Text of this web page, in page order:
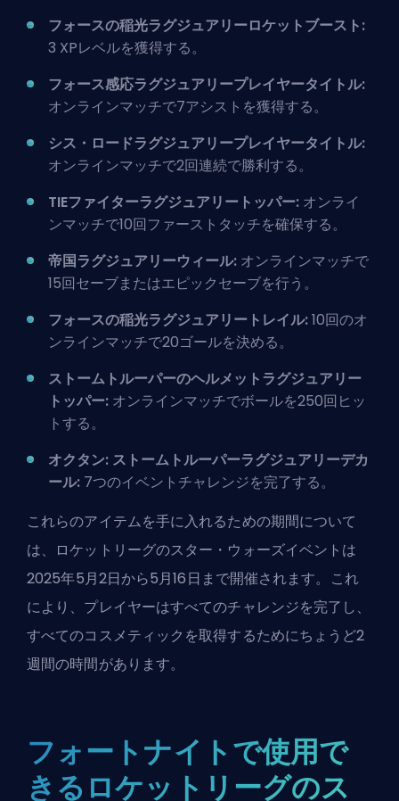
フォースの稲光ラグジュアリーロケットブースト:
3 XPレベルを獲得する。
フォース感応ラグジュアリープレイヤータイトル:
オンラインマッチで7アシストを獲得する。
シス・ロードラグジュアリープレイヤータイトル:
オンラインマッチで2回連続で勝利する。
TIEファイターラグジュアリートッパー: オンライ
ンマッチで10回ファーストタッチを確保する。
帝国ラグジュアリーウィール: オンラインマッチで
15回セーブまたはエピックセーブを行う。
フォースの稲光ラグジュアリートレイル:10回のオ
ンラインマッチで20ゴールを決める。
ストームトルーパーのヘルメットラグジュアリー
トッパー: オンラインマッチでボールを250回ヒッ
トする。
オクタン: ストームトルーパーラグジュアリーデカ
ール: 7つのイベントチャレンジを完了する。
これらのアイテムを手に入れるための期間について
は、ロケットリーグのスター・ウォーズイベントは
2025年5月2日から5月16日まで開催されます。これ
により、プレイヤーはすべてのチャレンジを完了し、
すべてのコスメティックを取得するためにちょうど2
週間の時間があります。
フォートナイトで使用で
きるロケットリーグのス